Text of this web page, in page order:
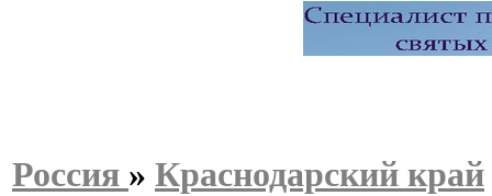
Россия » Краснодарский край